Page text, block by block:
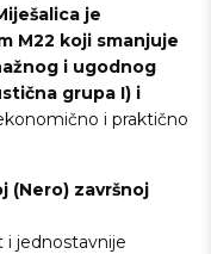
je
M22 koji smanjuje
i ugodnog
grupa I) i
i praktično
(Nero) završnoj
jednostavnije